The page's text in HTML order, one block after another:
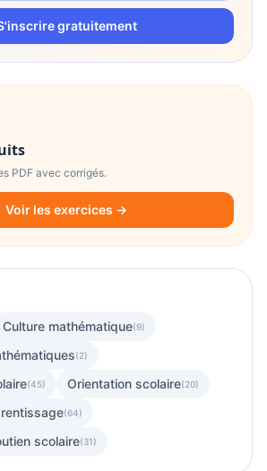
gratuitement
PDF avec corrigés.
Voir les exercices →
Culture mathématique(9)
(2)
(45) Orientation scolaire(20)
(64)
scolaire(31)